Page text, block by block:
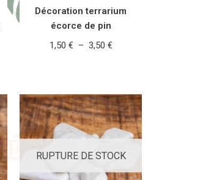
Décoration terrarium
écorce de pin
1,50 € – 3,50 €
RUPTURE DE STOCK